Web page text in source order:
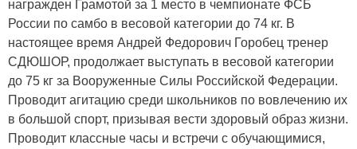
награжден Грамотой за 1 место в чемпионате ФСБ
России по самбо в весовой категории до 74 кг. В
настоящее время Андрей Федорович Горобец тренер
СДЮШОР, продолжает выступать в весовой категории
до 75 кг за Вооруженные Силы Российской Федерации.
Проводит агитацию среди школьников по вовлечению их
в большой спорт, призывая вести здоровый образ жизни.
Проводит классные часы и встречи с обучающимися,